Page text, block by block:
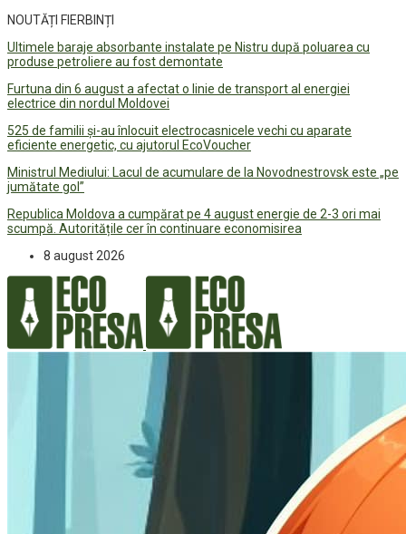
NOUTĂȚI FIERBINȚI
Ultimele baraje absorbante instalate pe Nistru după poluarea cu
produse petroliere au fost demontate
Furtuna din 6 august a afectat o linie de transport al energiei
electrice din nordul Moldovei
525 de familii și-au înlocuit electrocasnicele vechi cu aparate
eficiente energetic, cu ajutorul EcoVoucher
Ministrul Mediului: Lacul de acumulare de la Novodnestrovsk este „pe
jumătate gol”
Republica Moldova a cumpărat pe 4 august energie de 2-3 ori mai
scumpă. Autoritățile cer în continuare economisirea
8 august 2026